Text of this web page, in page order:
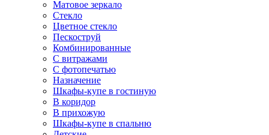
Матовое зеркало
Стекло
Цветное стекло
Пескоструй
Комбинированные
С витражами
С фотопечатью
Назначение
Шкафы-купе в гостиную
В коридор
В прихожую
Шкафы-купе в спальню